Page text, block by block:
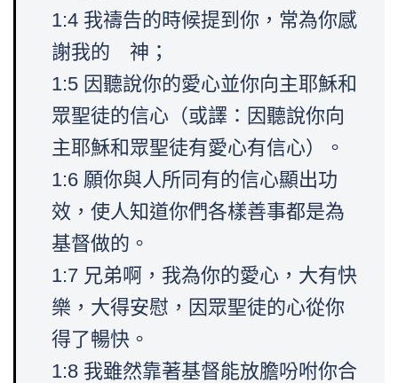
1:4 我禱告的時候提到你，常為你感
謝我的 神；
1:5 因聽說你的愛心並你向主耶穌和
眾聖徒的信心（或譯：因聽說你向
主耶穌和眾聖徒有愛心有信心）。
1:6 願你與人所同有的信心顯出功
效，使人知道你們各樣善事都是為
基督做的。
1:7 兄弟啊，我為你的愛心，大有快
樂，大得安慰，因眾聖徒的心從你
得了暢快。
1:8 我雖然靠著基督能放膽吩咐你合